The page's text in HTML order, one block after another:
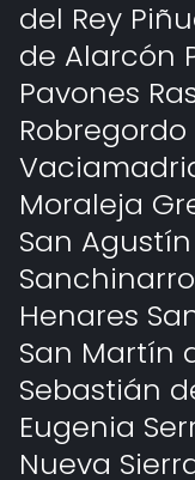
del Rey
de Alarcón
Pavones
Robregordo
Moraleja
San
Henares
San Martín
Sebastián
Eugenia
Nueva